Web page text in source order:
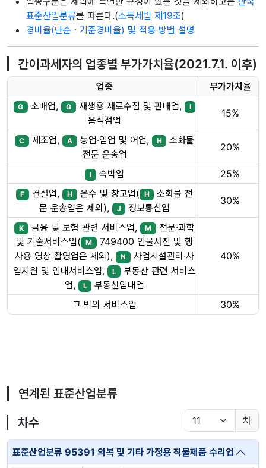
표준산업분류를 따른다.(소득세법 제19조)
경비율(단순ㆍ기준경비율) 및 적용 방법 설명
간이과세자의 업종별 부가가치율(2021.7.1. 이후)
업종 부가가치율
G 소매업, G 재생용 재료수집 및 판매업, I
음식점업
15%
C 제조업, A 농업·임업 및 어업, H
소화물
전문 운송업
20%
I 숙박업 25%
F 건설업, H 운수 및 창고업( H
소화물 전
문 운송업은 제외),
J 정보통신업
30%
K 금융 및 보험 관련 서비스업, M 전문·과학
및 기술서비스업( M 749400 인물사진 및 행
사용 영상 촬영업은 제외), N 사업시설관리·사
업지원 및 임대서비스업,
L
부동산 관련 서비스
업,
L 부동산임대업
40%
그 밖의 서비스업 30%
연계된 표준산업분류
차수
차
표준산업분류 95391 의복 및 기타 가정용 직물제품 수리업